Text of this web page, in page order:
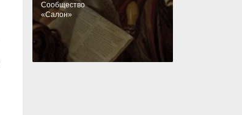
Cообщество
«Салон»